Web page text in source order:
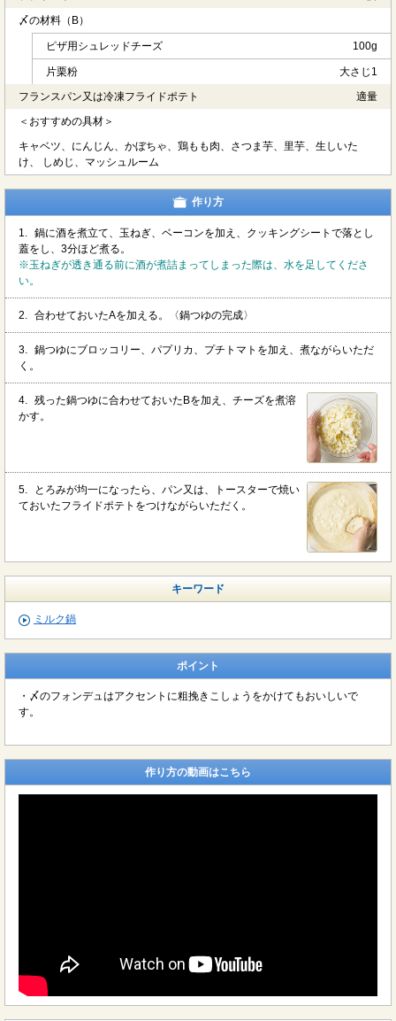
〆の材料（B）
ピザ用シュレッドチーズ 100g
片栗粉
大さじ1
フランスパン又は冷凍フライドポテト
適量
＜おすすめの具材＞
キャベツ、にんじん、かぼちゃ、鶏もも肉、さつま芋、里芋、生しいた
け、 しめじ、マッシュルーム
作り方
1. 鍋に酒を煮立て、玉ねぎ、ベーコンを加え、クッキングシートで落とし
蓋をし、3分ほど煮る。
※玉ねぎが透き通る前に酒が煮詰まってしまった際は、水を足してくださ
い。
2. 合わせておいたAを加える。〈鍋つゆの完成〉
3. 鍋つゆにブロッコリー、パプリカ、プチトマトを加え、煮ながらいただ
く。
4. 残った鍋つゆに合わせておいたBを加え、チーズを煮溶
かす。
5.
とろみが均一になったら、パン又は、トースターで焼い
ておいたフライドポテトをつけながらいただく。
キーワード
ミルク鍋
ポイント
・ 〆のフォンデュはアクセントに粗挽きこしょうをかけてもおいしいで
す。
作り方の動画はこちら